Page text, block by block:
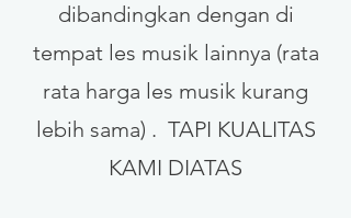
dibandingkan dengan di
tempat les musik lainnya (rata
rata harga les musik kurang
lebih sama) . TAPI KUALITAS
KAMI DIATAS